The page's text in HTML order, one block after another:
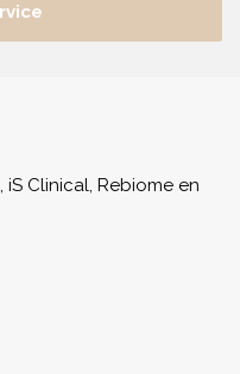
Clinical, Rebiome en